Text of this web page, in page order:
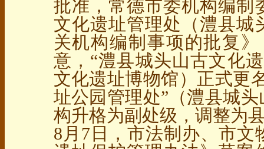
批准，常德市委机构编制
文化遗址管理处（澧县城
关机构编制事项的批复
意，“澧县城头山古文化
文化遗址博物馆）正式更
址公园管理处”（澧县城
构升格为副处级，调整为
8月7日，市法制办、市